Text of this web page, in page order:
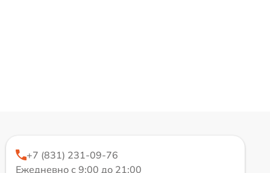
+7 (831) 231-09-76
Ежедневно с 9:00 до 21:00